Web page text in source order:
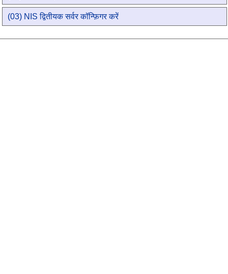
(03) NIS द्वितीयक सर्वर कॉन्फ़िगर करें